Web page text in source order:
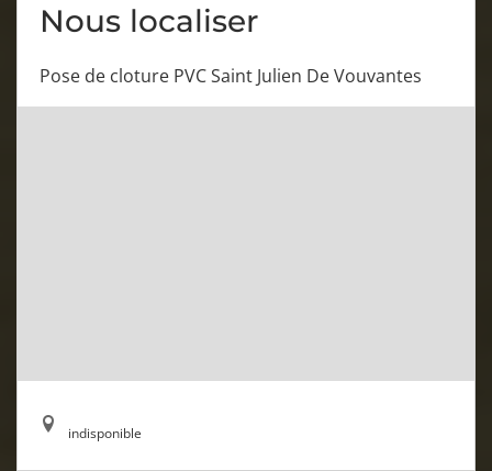
Nous localiser
Pose de cloture PVC Saint Julien De Vouvantes
indisponible